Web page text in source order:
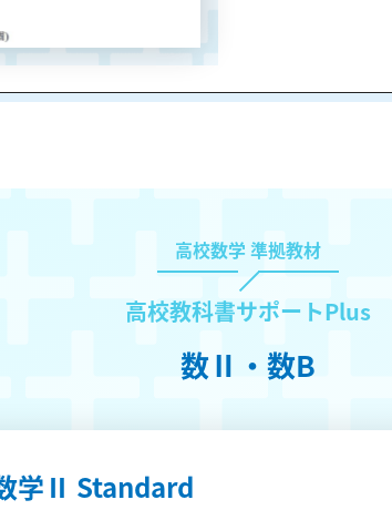
高校数学 準拠教材
高校教科書サポートPlus
数Ⅱ・数B
学Ⅱ Standard